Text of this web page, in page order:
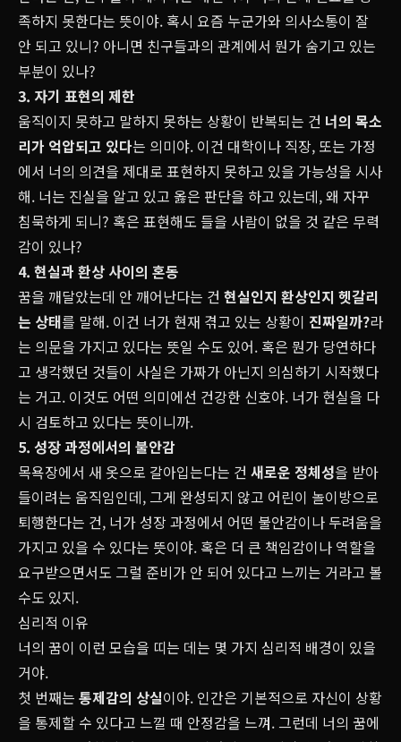
족하지 못한다는 뜻이야. 혹시 요즘 누군가와 의사소통이 잘
안 되고 있니? 아니면 친구들과의 관계에서 뭔가 숨기고 있는
부분이 있나?
3. 자기 표현의 제한
움직이지 못하고 말하지 못하는 상황이 반복되는 건 너의 목소
리가 억압되고 있다는 의미야. 이건 대학이나 직장, 또는 가정
에서 너의 의견을 제대로 표현하지 못하고 있을 가능성을 시사
해. 너는 진실을 알고 있고 옳은 판단을 하고 있는데, 왜 자꾸
침묵하게 되니? 혹은 표현해도 들을 사람이 없을 것 같은 무력
감이 있나?
4. 현실과 환상 사이의 혼동
꿈을 깨달았는데 안 깨어난다는 건 현실인지 환상인지 헷갈리
는 상태를 말해. 이건 너가 현재 겪고 있는 상황이 진짜일까?라
는 의문을 가지고 있다는 뜻일 수도 있어. 혹은 뭔가 당연하다
고 생각했던 것들이 사실은 가짜가 아닌지 의심하기 시작했다
는 거고. 이것도 어떤 의미에선 건강한 신호야. 너가 현실을 다
시 검토하고 있다는 뜻이니까.
5. 성장 과정에서의 불안감
목욕장에서 새 옷으로 갈아입는다는 건 새로운 정체성을 받아
들이려는 움직임인데, 그게 완성되지 않고 어린이 놀이방으로
퇴행한다는 건, 너가 성장 과정에서 어떤 불안감이나 두려움을
가지고 있을 수 있다는 뜻이야. 혹은 더 큰 책임감이나 역할을
요구받으면서도 그럴 준비가 안 되어 있다고 느끼는 거라고 볼
수도 있지.
심리적 이유
너의 꿈이 이런 모습을 띠는 데는 몇 가지 심리적 배경이 있을
거야.
첫 번째는 통제감의 상실이야. 인간은 기본적으로 자신이 상황
을 통제할 수 있다고 느낄 때 안정감을 느껴. 그런데 너의 꿈에